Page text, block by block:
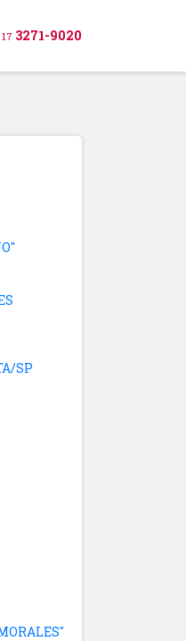
17 3271-9020
SP